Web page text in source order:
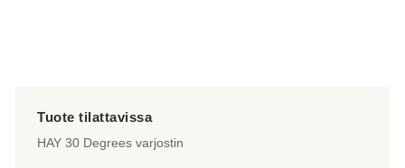
HAY 30 Degrees varjostin